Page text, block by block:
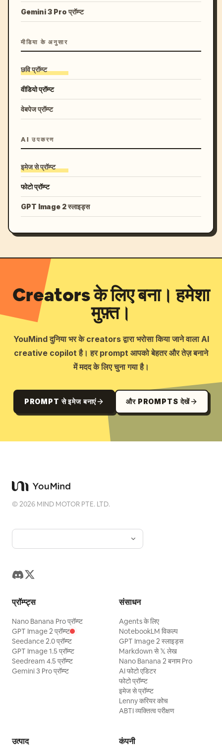
Gemini 3 Pro प्रॉम्प्ट
मीडिया के अनुसार
छवि प्रॉम्प्ट
वीडियो प्रॉम्प्ट
वेबपेज प्रॉम्प्ट
AI उपकरण
इमेज से प्रॉम्प्ट
फोटो प्रॉम्प्ट
GPT Image 2 स्लाइड्स
Creators के लिए बना। हमेशा
मुफ़्त।
YouMind दुनिया भर के creators द्वारा भरोसा किया जाने वाला AI
creative copilot है। हर prompt आपको बेहतर और तेज़ बनाने
में मदद के लिए चुना गया है।
PROMPT से इमेज बनाएं और PROMPTS देखें
©2026 MIND MOTOR PTE. LTD.
प्रॉम्प्ट्स
Nano Banana Pro प्रॉम्प्ट
GPT Image 2 प्रॉम्प्ट
Seedance 2.0 प्रॉम्प्ट
GPT Image 1.5 प्रॉम्प्ट
Seedream 4.5 प्रॉम्प्ट
Gemini 3 Pro प्रॉम्प्ट
संसाधन
Agents के लिए
NotebookLM विकल्प
GPT Image 2 स्लाइड्स
Markdown से 𝕏 लेख
Nano Banana 2 बनाम Pro
AI फोटो एडिटर
फोटो प्रॉम्प्ट
इमेज से प्रॉम्प्ट
Lenny करियर कोच
ABTI व्यक्तित्व परीक्षण
उत्पाद कंपनी